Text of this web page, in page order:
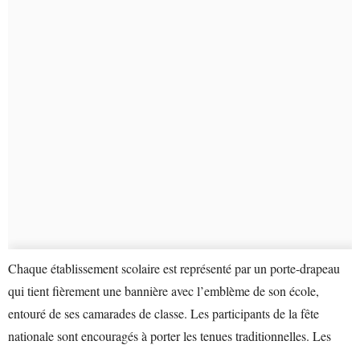
Chaque établissement scolaire est représenté par un porte-drapeau
qui tient fièrement une bannière avec l’emblème de son école,
entouré de ses camarades de classe. Les participants de la fête
nationale sont encouragés à porter les tenues traditionnelles. Les